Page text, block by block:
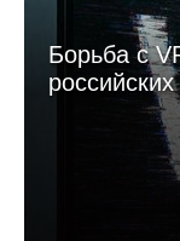
Борьба с